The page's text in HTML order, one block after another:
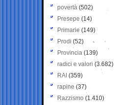
povertà (502)
Presepe (14)
Primarie (149)
Prodi (52)
Provincia (139)
radici e valori (3.682)
RAI (359)
rapine (37)
Razzismo (1.410)